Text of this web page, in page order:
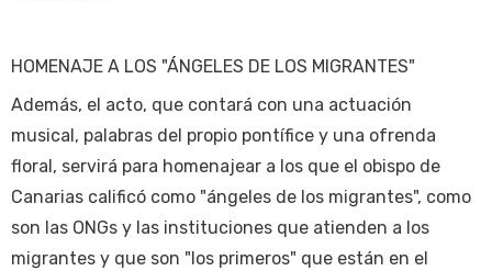
HOMENAJE A LOS "ÁNGELES DE LOS MIGRANTES"
Además, el acto, que contará con una actuación
musical, palabras del propio pontífice y una ofrenda
floral, servirá para homenajear a los que el obispo de
Canarias calificó como "ángeles de los migrantes", como
son las ONGs y las instituciones que atienden a los
migrantes y que son "los primeros" que están en el